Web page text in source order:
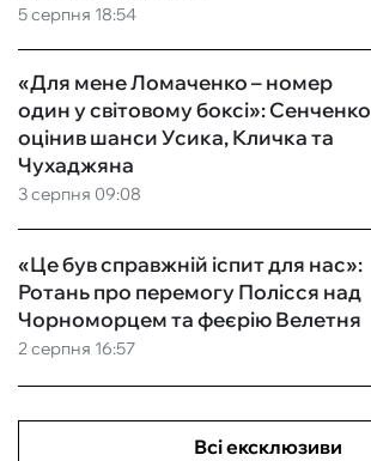
5 серпня 18:54
3 серпня 09:08
«Для мене Ломаченко – номер
один у світовому боксі»: Сенченко
оцінив шанси Усика, Кличка та
Чухаджяна
2 серпня 16:57
«Це був справжній іспит для нас»:
Ротань про перемогу Полісся над
Чорноморцем та феєрію Велетня
Всі ексклюзиви